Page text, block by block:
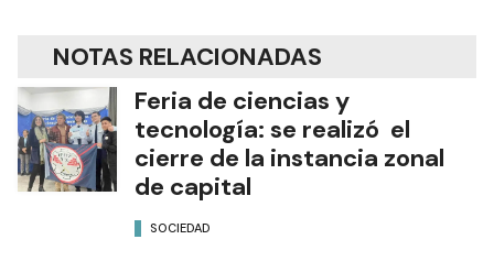
NOTAS RELACIONADAS
Feria de ciencias y
tecnología: se realizó el
cierre de la instancia zonal
de capital
SOCIEDAD